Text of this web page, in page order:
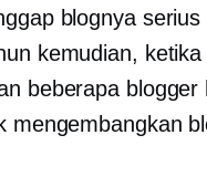
blognya
kemudian,
beberapa
mengembangkan